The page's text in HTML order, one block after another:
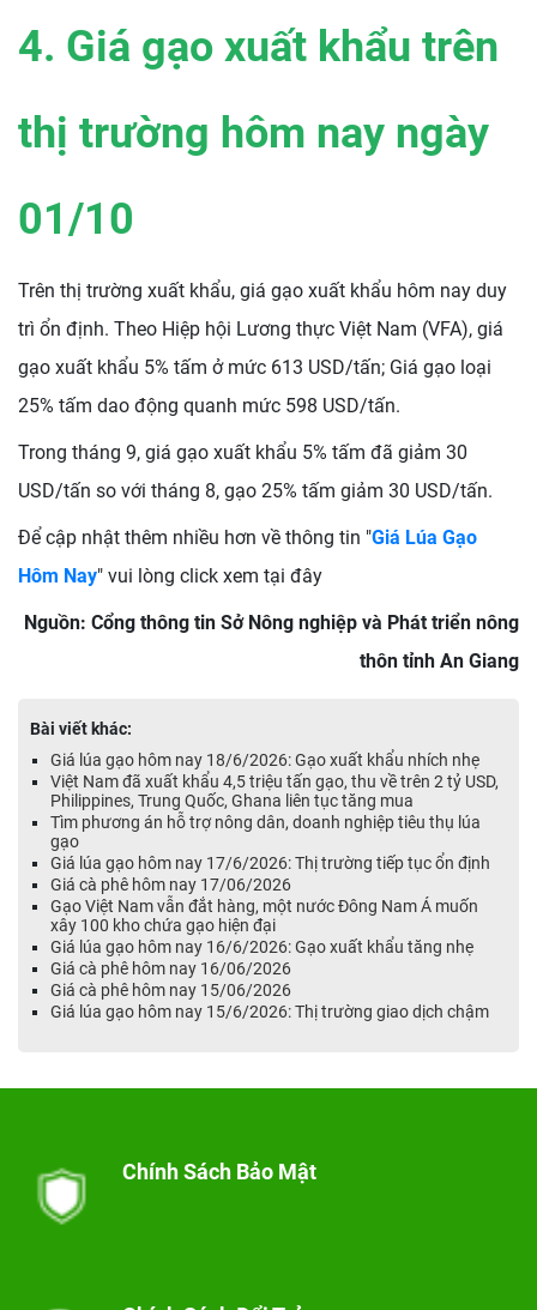
4. Giá gạo xuất khẩu trên
thị trường hôm nay ngày
01/10
Trên thị trường xuất khẩu, giá gạo xuất khẩu hôm nay duy
trì ổn định. Theo Hiệp hội Lương thực Việt Nam (VFA), giá
gạo xuất khẩu 5% tấm ở mức 613 USD/tấn; Giá gạo loại
25% tấm dao động quanh mức 598 USD/tấn.
Trong tháng 9, giá gạo xuất khẩu 5% tấm đã giảm 30
USD/tấn so với tháng 8, gạo 25% tấm giảm 30 USD/tấn.
Để cập nhật thêm nhiều hơn về thông tin "Giá Lúa Gạo
Hôm Nay" vui lòng click xem tại đây
Nguồn: Cổng thông tin Sở Nông nghiệp và Phát triển nông
thôn tỉnh An Giang
Bài viết khác:
Giá lúa gạo hôm nay 18/6/2026: Gạo xuất khẩu nhích nhẹ
Việt Nam đã xuất khẩu 4,5 triệu tấn gạo, thu về trên 2 tỷ USD,
Philippines, Trung Quốc, Ghana liên tục tăng mua
Tìm phương án hỗ trợ nông dân, doanh nghiệp tiêu thụ lúa
gạo
Giá lúa gạo hôm nay 17/6/2026: Thị trường tiếp tục ổn định
Giá cà phê hôm nay 17/06/2026
Gạo Việt Nam vẫn đắt hàng, một nước Đông Nam Á muốn
xây 100 kho chứa gạo hiện đại
Giá lúa gạo hôm nay 16/6/2026: Gạo xuất khẩu tăng nhẹ
Giá cà phê hôm nay 16/06/2026
Giá cà phê hôm nay 15/06/2026
Giá lúa gạo hôm nay 15/6/2026: Thị trường giao dịch chậm
Chính Sách Bảo Mật